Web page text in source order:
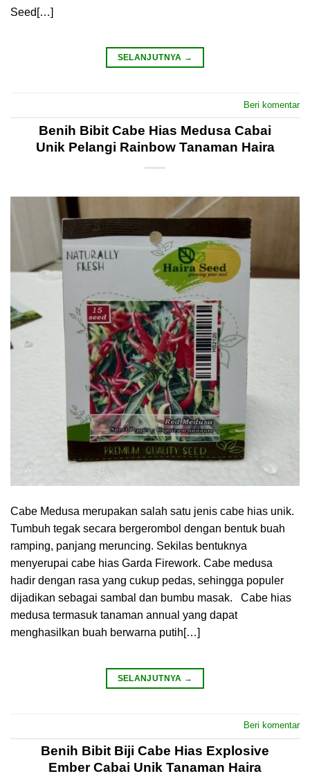
Seed[…]
SELANJUTNYA →
Beri komentar
Benih Bibit Cabe Hias Medusa Cabai
Unik Pelangi Rainbow Tanaman Haira
Cabe Medusa merupakan salah satu jenis cabe hias unik.
Tumbuh tegak secara bergerombol dengan bentuk buah
ramping, panjang meruncing. Sekilas bentuknya
menyerupai cabe hias Garda Firework. Cabe medusa
hadir dengan rasa yang cukup pedas, sehingga populer
dijadikan sebagai sambal dan bumbu masak. Cabe hias
medusa termasuk tanaman annual yang dapat
menghasilkan buah berwarna putih[…]
SELANJUTNYA →
Beri komentar
Benih Bibit Biji Cabe Hias Explosive
Ember Cabai Unik Tanaman Haira